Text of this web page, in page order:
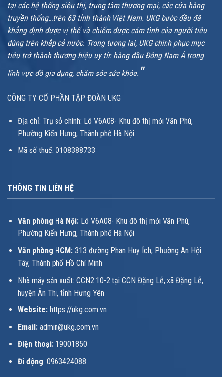
tại các hệ thống siêu thị, trung tâm thương mại, các cửa hàng
truyền thống…trên 63 tỉnh thành Việt Nam. UKG bước đầu đã
khẳng định được vị thế và chiếm được cảm tình của người tiêu
dùng trên khắp cả nước. Trong tương lai, UKG chinh phục mục
tiêu trở thành thương hiệu uy tín hàng đầu Đông Nam Á trong
lĩnh vực đồ gia dụng, chăm sóc sức khỏe. "
CÔNG TY CỔ PHẦN TẬP ĐOÀN UKG
Địa chỉ: Trụ sở chính: Lô V6A08- Khu đô thị mới Văn Phú,
Phường Kiến Hưng, Thành phố Hà Nội
Mã số thuế: 0108388733
THÔNG TIN LIÊN HỆ
Văn phòng Hà Nội:Lô V6A08- Khu đô thị mới Văn Phú,
Phường Kiến Hưng, Thành phố Hà Nội
Văn phòng HCM: 313 đường Phan Huy Ích, Phường An Hội
Tây, Thành phố Hồ Chí Minh
Nhà máy sản xuất: CCN2.10-2 tại CCN Đặng Lễ, xã Đặng Lễ,
huyện Ân Thi, tỉnh Hưng Yên
Website: https://ukg.com.vn
Email: admin@ukg.com.vn
Điện thoại: 19001850
Đi động: 0963424088